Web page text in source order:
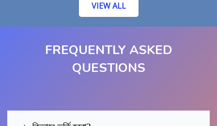
VIEW ALL
FREQUENTLY ASKED
QUESTIONS